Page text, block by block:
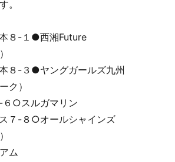
。
８-１●西湘Future
８-３●ヤングガールズ九州
ク）
○スルガマリン
７-８○オールシャインズ
ム